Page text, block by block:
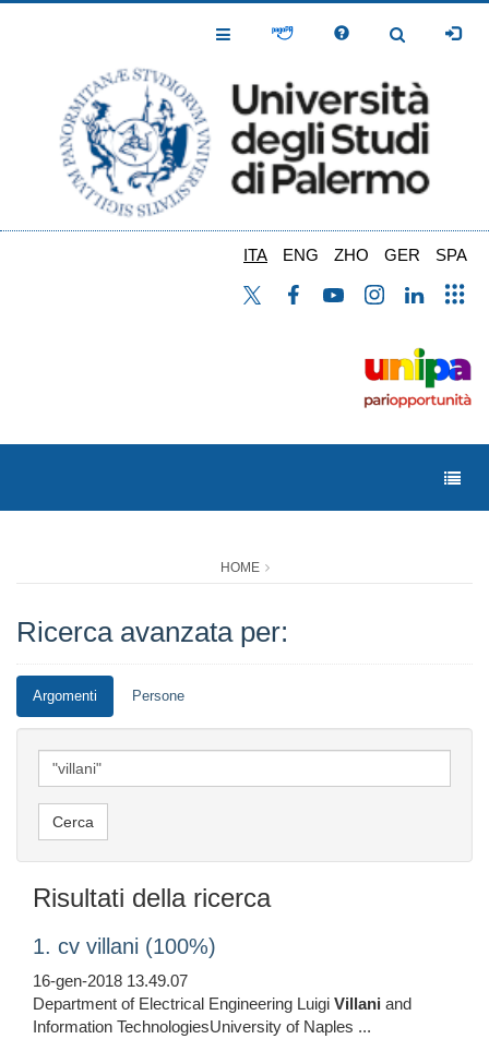
Toggle
Toggle
ITA ENG ZHO GER SPA
HOME
Ricerca avanzata per:
Argomenti Persone
Risultati della ricerca
1. cv villani (100%)
16-gen-2018 13.49.07
Department of Electrical Engineering Luigi Villani and
Information TechnologiesUniversity of Naples ...